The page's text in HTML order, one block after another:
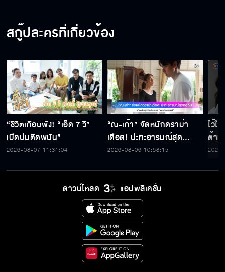
สกู๊ปละครที่เกี่ยวข้อง
“ชีวิตเกือบพัง! “เอ็ด 7 วิ”
เปิดปมติดพนัน”
2026-08-07 11:31:04
“ณ-เก้า” จัดหนักดราม่า
เดือด! ปะทะอารมณ์สุด
กดดัน ฟางเส้นสุดท้าย ใน
2026-08-06 10:58:15
ไว้ใ
ต้าห์
ดาวน์โหลด แอปพลิเคชั่น